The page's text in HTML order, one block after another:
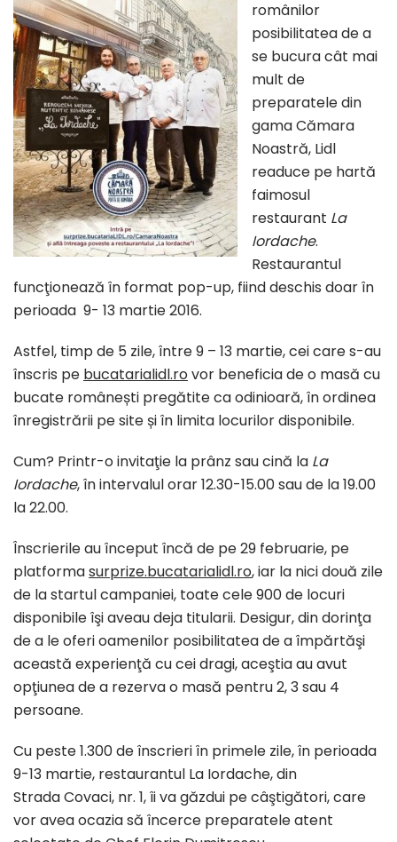
românilor
posibilitatea de a
se bucura cât mai
mult de
preparatele din
gama Cămara
Noastră, Lidl
readuce pe hartă
faimosul
restaurant La
Iordache.
Restaurantul
funcţionează în format pop-up, fiind deschis doar în
perioada 9- 13 martie 2016.
Astfel, timp de 5 zile, între 9 – 13 martie, cei care s-au
înscris pe bucatarialidl.rovor beneficia de o masă cu
bucate românești pregătite ca odinioară, în ordinea
înregistrării pe site și în limita locurilor disponibile.
Cum? Printr-oinvitaţie la prânz saucină la La
Iordache,înintervalul orar 12.30-15.00saude la19.00
la22.00.
Înscrierileauînceput încă de pe 29 februarie, pe
platformasurprize.bucatarialidl.ro,iar la nicidouă zile
de lastartul campaniei, toate cele 900 de locuri
disponibileîşiaveaudeja titularii. Desigur,dindorinţa
de a le oferi oamenilor posibilitateade aîmpărtăşi
această experienţă cu cei dragi,aceştiaau avut
opţiuneade a rezervao masă pentru 2, 3sau 4
persoane.
Cu peste1.300 deînscrieriîn primele zile,în perioada
9-13 martie, restaurantul La Iordache,din
StradaCovaci, nr. 1,îivagăzdui pecâştigători,care
vor avea ocaziasă încerce preparatele atent